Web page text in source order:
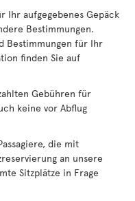
Ihr aufgegebenes Gepäck
Bestimmungen.
Bestimmungen für Ihr
finden Sie auf
Gebühren für
keine vor Abflug
die mit
an unsere
Sitzplätze in Frage